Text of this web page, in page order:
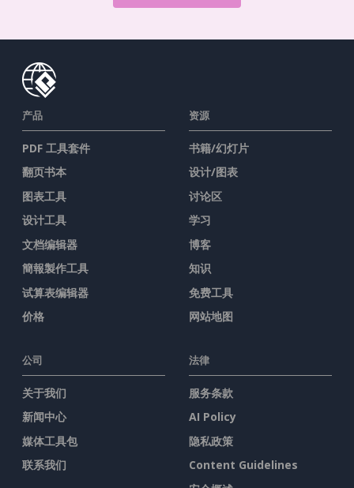
产品
PDF 工具套件
翻页书本
图表工具
设计工具
文档编辑器
簡報製作工具
试算表编辑器
价格
资源
书籍/幻灯片
设计/图表
讨论区
学习
博客
知识
免费工具
网站地图
公司
关于我们
新闻中心
媒体工具包
联系我们
法律
服务条款
AI Policy
隐私政策
Content Guidelines